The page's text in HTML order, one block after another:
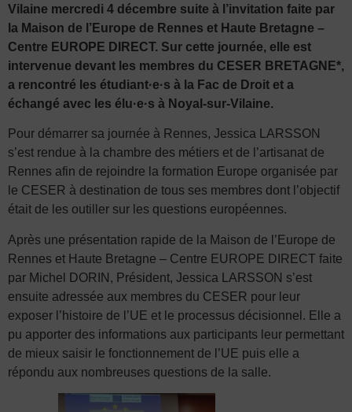
Vilaine mercredi 4 décembre suite à l’invitation faite par
la Maison de l’Europe de Rennes et Haute Bretagne –
Centre EUROPE DIRECT. Sur cette journée, elle est
intervenue devant les membres du CESER BRETAGNE*,
a rencontré les étudiant·e·s à la Fac de Droit et a
échangé avec les élu·e·s à Noyal-sur-Vilaine.
Pour démarrer sa journée à Rennes, Jessica LARSSON
s’est rendue à la chambre des métiers et de l’artisanat de
Rennes afin de rejoindre la formation Europe organisée par
le CESER à destination de tous ses membres dont l’objectif
était de les outiller sur les questions européennes.
Après une présentation rapide de la Maison de l’Europe de
Rennes et Haute Bretagne – Centre EUROPE DIRECT faite
par Michel DORIN, Président, Jessica LARSSON s’est
ensuite adressée aux membres du CESER pour leur
exposer l’histoire de l’UE et le processus décisionnel. Elle a
pu apporter des informations aux participants leur permettant
de mieux saisir le fonctionnement de l’UE puis elle a
répondu aux nombreuses questions de la salle.